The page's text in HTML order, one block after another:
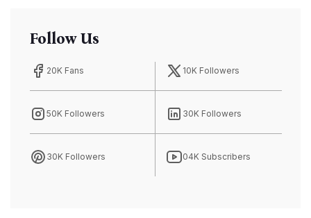
Follow Us
20K Fans 10K Followers
50K Followers 30K Followers
30K Followers 04K Subscribers